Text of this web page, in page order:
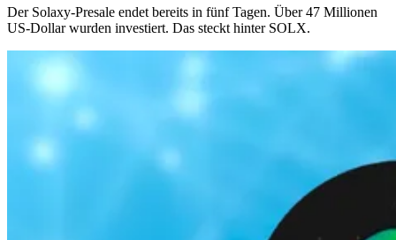
Der Solaxy-Presale endet bereits in fünf Tagen. Über 47 Millionen
US-Dollar wurden investiert. Das steckt hinter SOLX.